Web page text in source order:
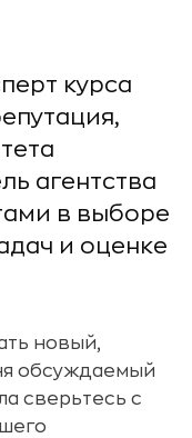
курса
агентства
в выборе
и оценке
новый,
обсуждаемый
сверьтесь с